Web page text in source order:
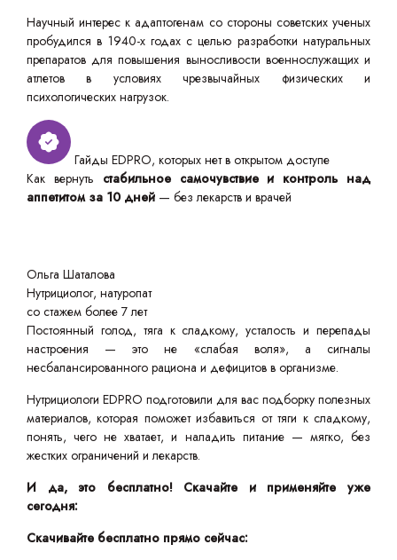
Научный интерес к адаптогенам со стороны советских ученых
пробудился в 1940-х годах с целью разработки натуральных
препаратов для повышения выносливости военнослужащих и
атлетов в условиях чрезвычайных физических и
психологических нагрузок.
Гайды EDPRO, которых нет в открытом доступе
Как вернуть стабильное самочувствие и контроль над
аппетитом за 10 дней — без лекарств и врачей
Ольга Шаталова
Нутрициолог, натуропат
со стажем более 7 лет
Постоянный голод, тяга к сладкому, усталость и перепады
настроения — это не «слабая воля», а сигналы
несбалансированного рациона и дефицитов в организме.
Нутрициологи EDPRO подготовили для вас подборку полезных
материалов, которая поможет избавиться от тяги к сладкому,
понять, чего не хватает, и наладить питание — мягко, без
жестких ограничений и лекарств.
И да, это бесплатно! Скачайте и применяйте уже
сегодня:
Скачивайте бесплатно прямо сейчас: